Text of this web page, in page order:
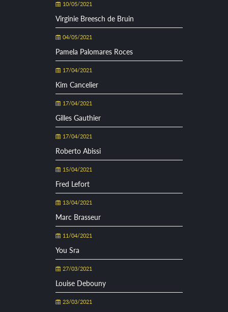
10/05/2021
Virginie Breesch de Bruin
04/05/2021
Pamela Palomares Roces
17/04/2021
Kim Cancelier
17/04/2021
Gilles Gauthier
17/04/2021
Roberto Abissi
15/04/2021
Fred Lefort
13/04/2021
Marc Brasseur
11/04/2021
You Sra
27/03/2021
Louise Debouny
23/03/2021